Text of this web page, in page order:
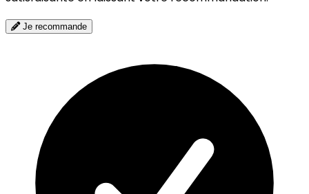
Je recommande